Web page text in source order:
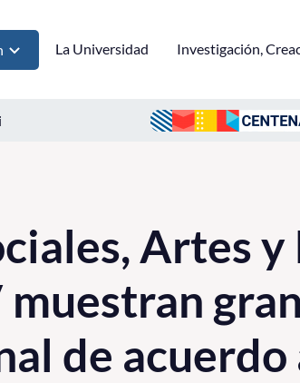
La Universidad Investigación,
Artes
muestran
de acuerdo